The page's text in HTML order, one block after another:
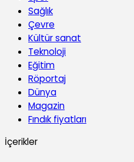
Sağlık
Çevre
Kültür sanat
Teknoloji
Eğitim
Röportaj
Dünya
Magazin
Fındık fiyatları
İçerikler